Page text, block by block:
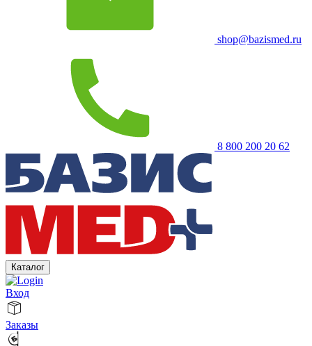
shop@bazismed.ru
8 800 200 20 62
Каталог
Вход
Заказы